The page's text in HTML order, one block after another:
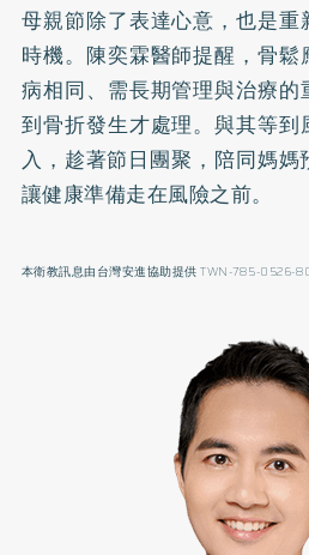
母親節除了表達心意，也是
時機。陳奕霖醫師提醒，骨
病相同、需長期管理與治療
到骨折發生才處理。與其等
入，趁著節日團聚，陪同媽媽
讓健康準備走在風險之前。
本衛教訊息由台灣安進協助提供 TWN-785-0526-